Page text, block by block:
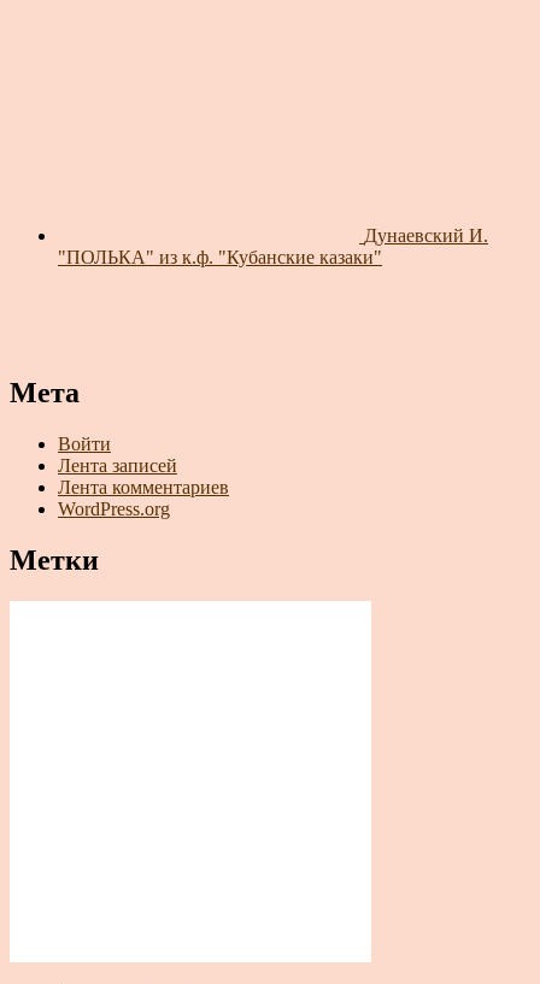
Дунаевский И.
"ПОЛЬКА" из к.ф. "Кубанские казаки"
Мета
Войти
Лента записей
Лента комментариев
WordPress.org
Метки